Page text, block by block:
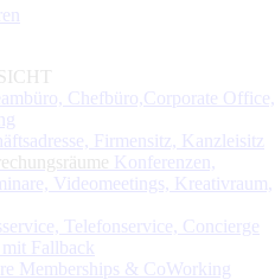
Chefbüro,Corporate Office,
Firmensitz, Kanzleisitz
Konferenzen,
Videomeetings, Kreativraum,
Telefonservice, Concierge
Fallback
Memberships & CoWorking